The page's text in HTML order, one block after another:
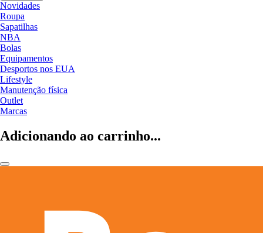
Novidades
Roupa
Sapatilhas
NBA
Bolas
Equipamentos
Desportos nos EUA
Lifestyle
Manutenção física
Outlet
Marcas
Adicionando ao carrinho...